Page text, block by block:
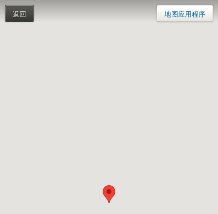
返回 地图应用程序